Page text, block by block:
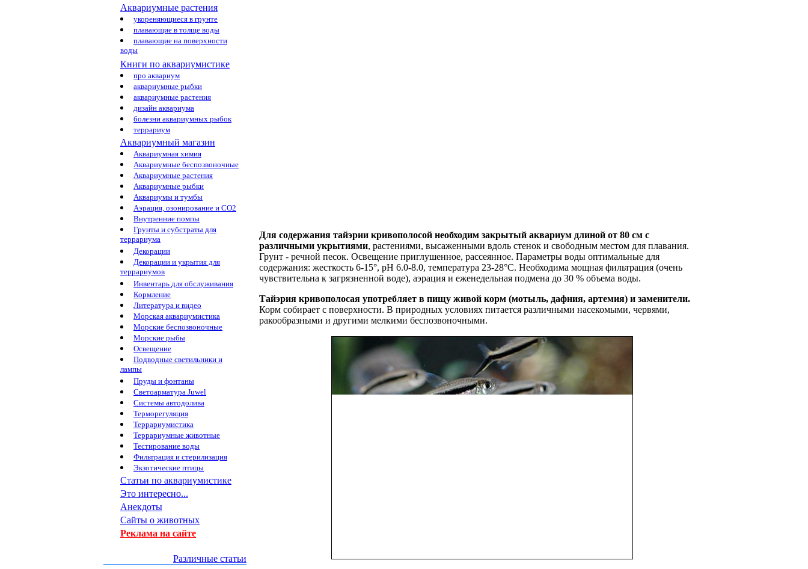
Аквариумные растения
укореняющиеся в грунте
плавающие в толще воды
плавающие на поверхности
воды
Книги по аквариумистике
про аквариум
аквариумные рыбки
аквариумные растения
дизайн аквариума
болезни аквариумных рыбок
террариум
Аквариумный магазин
Аквариумная химия
Аквариумные беспозвоночные
Аквариумные растения
Аквариумные рыбки
Аквариумы и тумбы
Аэрация, озонирование и CO2
Внутренние помпы
Грунты и субстраты для
террариума
Декорации
Декорации и укрытия для
террариумов
Инвентарь для обслуживания
Кормление
Литература и видео
Морская аквариумистика
Морские беспозвоночные
Морские рыбы
Освещение
Подводные светильники и
лампы
Пруды и фонтаны
Светоарматура Juwel
Системы автодолива
Терморегуляция
Террариумистика
Террариумные животные
Тестирование воды
Фильтрация и стерилизация
Экзотические птицы
Статьи по аквариумистике
Это интересно...
Анекдоты
Сайты о животных
Реклама на сайте
Различные статьи
Для содержания тайэрии кривополосой необходим закрытый аквариум длиной от 80 см с
различными укрытиями, растениями, высаженными вдоль стенок и свободным местом для плавания.
Грунт - речной песок. Освещение приглушенное, рассеянное. Параметры воды оптимальные для
содержания: жесткость 6-15°, рН 6.0-8.0, температура 23-28°С. Необходима мощная фильтрация (очень
чувствительна к загрязненной воде), аэрация и еженедельная подмена до 30 % объема воды.
Тайэрия кривополосая употребляет в пищу живой корм (мотыль, дафния, артемия) и заменители.
Корм собирает с поверхности. В природных условиях питается различными насекомыми, червями,
ракообразными и другими мелкими беспозвоночными.